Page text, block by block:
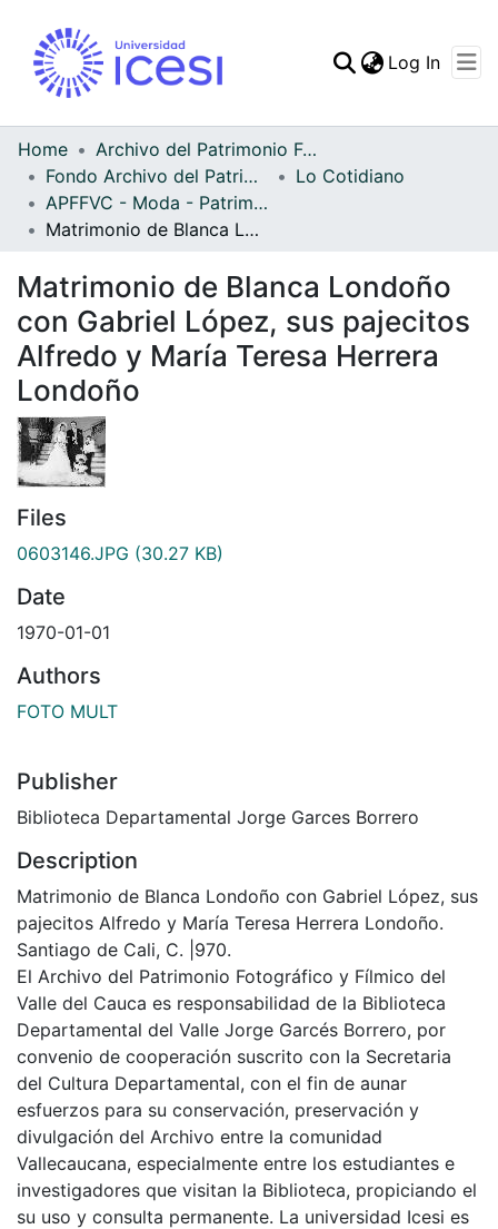
Statistics
Log In
Home
Archivo del Patrimonio Fotográfico y Fílmico del Valle del Cauca
Fondo Archivo del Patrimonio Fotográfico y Fílmico del Valle del Cauca
Lo Cotidiano
APFFVC - Moda - Patrimonial
Matrimonio de Blanca Londoño con Gabriel López, sus pajecitos Alfredo y María Teresa Herrera Londoño
Matrimonio de Blanca Londoño
con Gabriel López, sus pajecitos
Alfredo y María Teresa Herrera
Londoño
Files
0603146.JPG (30.27 KB)
Date
1970-01-01
Authors
FOTO MULT
Publisher
Biblioteca Departamental Jorge Garces Borrero
Description
Matrimonio de Blanca Londoño con Gabriel López, sus
pajecitos Alfredo y María Teresa Herrera Londoño.
Santiago de Cali, C. |970.
El Archivo del Patrimonio Fotográfico y Fílmico del
Valle del Cauca es responsabilidad de la Biblioteca
Departamental del Valle Jorge Garcés Borrero, por
convenio de cooperación suscrito con la Secretaria
del Cultura Departamental, con el fin de aunar
esfuerzos para su conservación, preservación y
divulgación del Archivo entre la comunidad
Vallecaucana, especialmente entre los estudiantes e
investigadores que visitan la Biblioteca, propiciando el
su uso y consulta permanente. La universidad Icesi es